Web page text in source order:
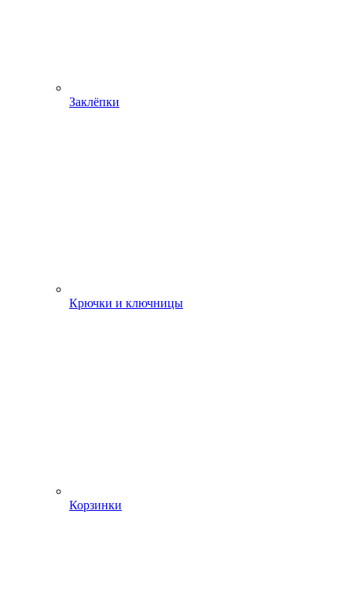
Заклёпки
Крючки и ключницы
Корзинки